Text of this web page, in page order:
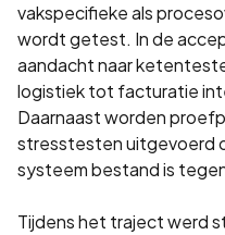
vakspecifieke als
wordt getest. In de
aandacht naar
logistiek tot facturatie
Daarnaast worden
stresstesten uitgevoerd
systeem bestand is
Tijdens het traject werd